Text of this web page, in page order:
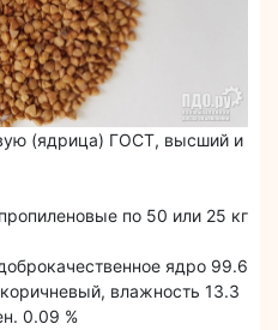
(ядрица) ГОСТ, высший и
по 50 или 25 кг
ядро 99.6
влажность 13.3
0.09 %